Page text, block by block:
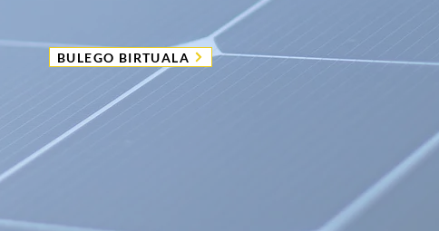
BULEGO BIRTUALA